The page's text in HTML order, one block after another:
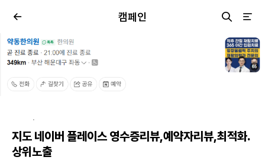
캠페인
·
지도 네이버 플레이스 영수증리뷰,예약자리뷰,최적화.
상위노출